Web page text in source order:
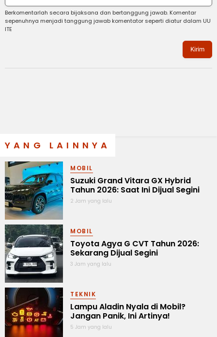
Berkomentarlah secara bijaksana dan bertanggung jawab. Komentar
sepenuhnya menjadi tanggung jawab komentator seperti diatur dalam UU
ITE
Kirim
YANG LAINNYA
MOBIL
Suzuki Grand Vitara GX Hybrid
Tahun 2026: Saat Ini Dijual Segini
2 Jam yang lalu
MOBIL
Toyota Agya G CVT Tahun 2026:
Sekarang Dijual Segini
3 Jam yang lalu
TEKNIK
Lampu Aladin Nyala di Mobil?
Jangan Panik, Ini Artinya!
5 Jam yang lalu